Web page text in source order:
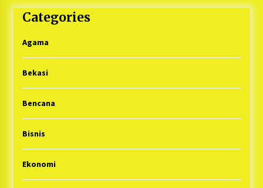
Categories
Agama
Bekasi
Bencana
Bisnis
Ekonomi